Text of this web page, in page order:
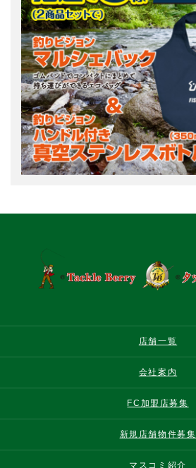
店舗一覧
会社案内
FC加盟店募集
新規店舗物件募集
マスコミ紹介